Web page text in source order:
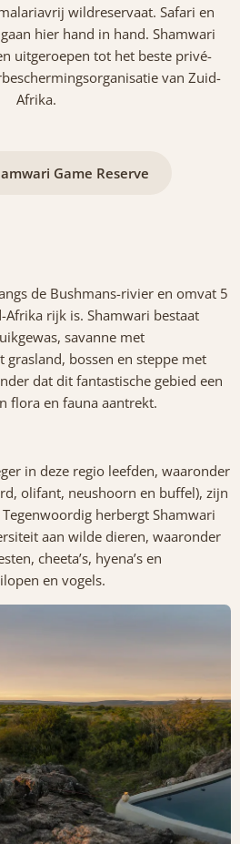
wildreservaat. Safari en
hier hand in hand. Shamwari
uitgeroepen tot het beste privé-
van Zuid-
Afrika.
Game Reserve
de Bushmans-rivier en omvat 5
rijk is. Shamwari bestaat
savanne met
bossen en steppe met
dat dit fantastische gebied een
flora en fauna aantrekt.
in deze regio leefden, waaronder
olifant, neushoorn en buffel), zijn
herbergt Shamwari
aan wilde dieren, waaronder
cheeta’s, hyena’s en
en vogels.